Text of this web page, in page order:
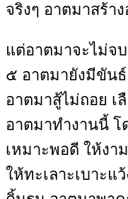
จริงๆ อาตมาสร้า
แต่อาตมาจะไม่จ
๕ อาตมายังมีขัน
อาตมาสู้ไม่ถอย เ
อาตมาทำงานนี้
เหมาะพอดี ให้งา
ให้ทะเลาะเบาะแ